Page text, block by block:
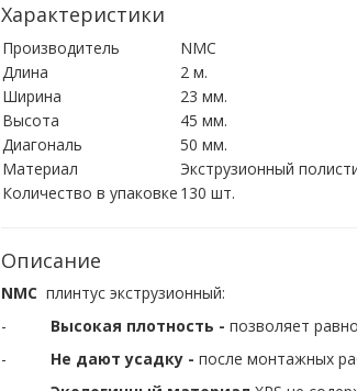
Характеристики
Производитель
NMC
Длина
2 м.
Ширина
23 мм.
Высота
45 мм.
Диагональ
50 мм.
Материал
Экструзионный
Количество в упаковке 130 шт.
Описание
NMC плинтус экструзионный:
- Высокая плотность - позволяет
- Не дают усадку - после монтажных